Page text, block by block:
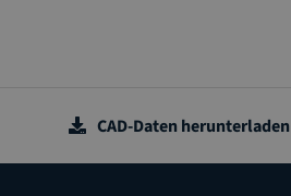
CAD-Daten herunterladen